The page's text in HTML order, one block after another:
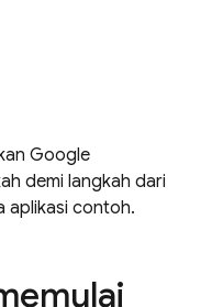
Google
demi langkah dari
aplikasi contoh.